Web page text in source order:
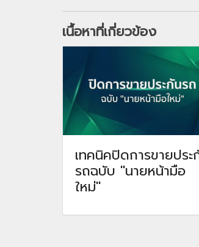
เนื้อหาที่เกี่ยวข้อง
เทคนิคปิดการขายประ
รถฉบับ "นายหน้ามือ
ใหม่"